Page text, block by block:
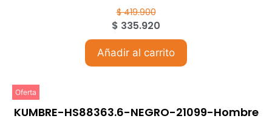
$419.900
$ 335.920
Añadir al carrito
Oferta
KUMBRE-HS88363.6-NEGRO-21099-Hombre